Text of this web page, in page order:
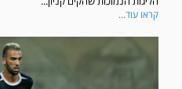
קראו עוד...